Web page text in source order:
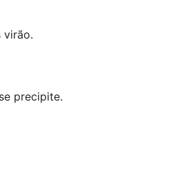
virão.
precipite.